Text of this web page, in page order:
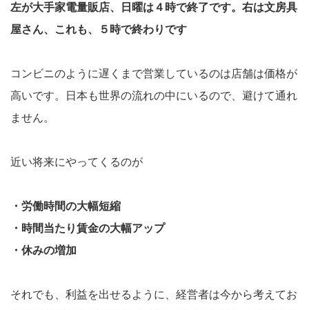
左が大手家電量販店、日曜は４時で終了です。右は文房具
屋さん、これも、５時で終わりです
コンビニのように遅くまで営業しているのは店舗は価格が
高いです。日本も世界の流れの中にいるので、避けて通れ
ません。
近い将来にやってくるのが
・労働時間の大幅短縮
・時間当たり賃金の大幅アップ
・休みの増加
それでも、利益を出せるように、経営者は今から考えてお